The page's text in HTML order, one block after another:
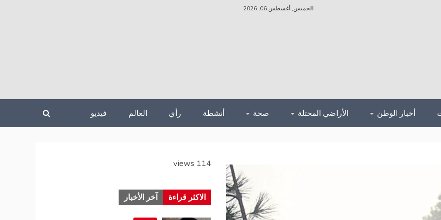
الخميس, أغسطس 06, 2026
أخبار الوطن الأراضي المحتلة صحة أنشطة رأي العالم فيديو
114 views
الاكثر قراءة آخر الأخبار